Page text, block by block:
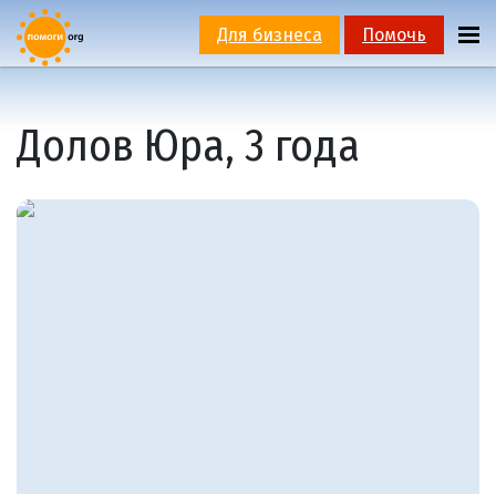
Для бизнеса Помочь
Долов Юра, 3 года